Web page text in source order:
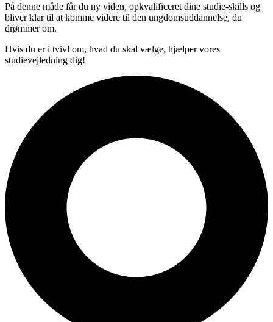
På denne måde får du ny viden, opkvalificeret dine studie-skills og
bliver klar til at komme videre til den ungdomsuddannelse, du
drømmer om.
Hvis du er i tvivl om, hvad du skal vælge, hjælper vores
studievejledning dig!